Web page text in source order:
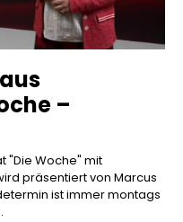
–
"Die Woche" mit
präsentiert von Marcus
ist immer montags